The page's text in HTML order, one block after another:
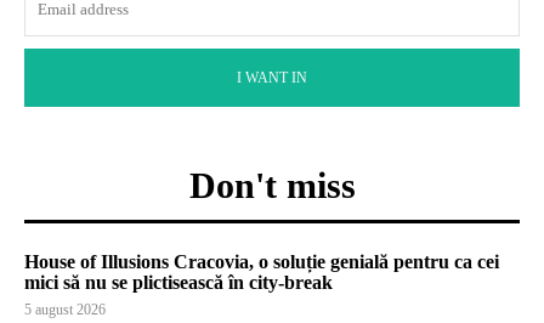
I WANT IN
Don't miss
House of Illusions Cracovia, o soluție genială pentru ca cei
mici să nu se plictisească în city-break
5 august 2026